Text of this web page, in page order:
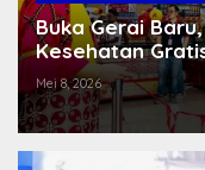
Buka Gerai
Kesehatan
di Banggai
Mei 8, 2026